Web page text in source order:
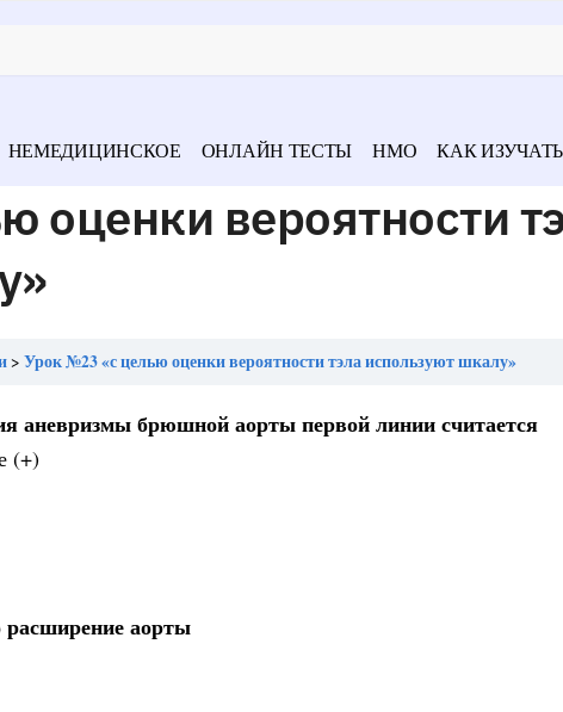
НЕМЕДИЦИНСКОЕ ОНЛАЙН ТЕСТЫ НМО КАК ИЗУЧАТЬ
оценки вероятности
Урок №23 «с целью оценки вероятности тэла используют шкалу»
аневризмы брюшной аорты первой линии считается
(+)
аорты